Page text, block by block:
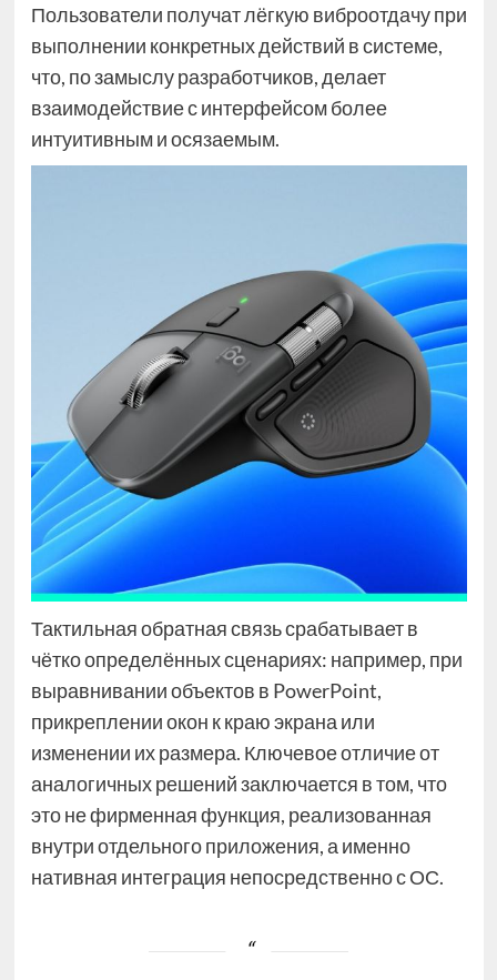
Пользователи получат лёгкую виброотдачу при
выполнении конкретных действий в системе,
что, по замыслу разработчиков, делает
взаимодействие с интерфейсом более
интуитивным и осязаемым.
Тактильная обратная связь срабатывает в
чётко определённых сценариях: например, при
выравнивании объектов в PowerPoint,
прикреплении окон к краю экрана или
изменении их размера. Ключевое отличие от
аналогичных решений заключается в том, что
это не фирменная функция, реализованная
внутри отдельного приложения, а именно
нативная интеграция непосредственно с ОС.